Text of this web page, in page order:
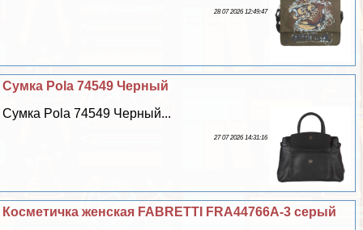
28 07 2026 12:49:47
Сумка Pola 74549 Черный
Сумка Pola 74549 Черный...
27 07 2026 14:31:16
Косметичка женская FABRETTI FRA44766A-3 серый